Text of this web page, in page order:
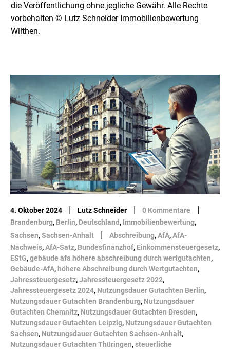
die Veröffentlichung ohne jegliche Gewähr. Alle Rechte
vorbehalten © Lutz Schneider Immobilienbewertung
Wilthen.
4. Oktober 2024 | Lutz Schneider | 0 Kommentare |
Brandenburg, Berlin, Deutschland , Immobilienbewertung,
Sachsen,Sachsen-Anhalt | Abschreibung,AfA,AfA-
Nachweis,AfA-Satz, Bundesfinanzhof, Einkommensteuergesetz,
EStG,gebäude afa höhere abschreibung durch wertgutachten,
Gebäude-AfA, höhere Abschreibung durch Wertgutachten,
Jahressteuergesetz,Jahressteuergesetz 2022,
Jahressteuergesetz 2024, Nutzungsdauer Gutachten Berlin,
Nutzungsdauer Gutachten Brandenburg, Nutzungsdauer
Gutachten Chemnitz, Nutzungsdauer Gutachten Dresden,
Nutzungsdauer Gutachten Leipzig, Nutzungsdauer Gutachten
Sachsen, Nutzungsdauer Gutachten Sachsen-Anhalt,
Nutzungsdauer Gutachten Thüringen,steuerliche